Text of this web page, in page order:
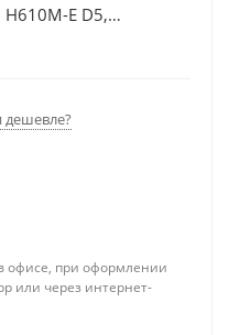
H610M-E D5,
DDR5 32Gb,
офисе, при оформлении
или через интернет-